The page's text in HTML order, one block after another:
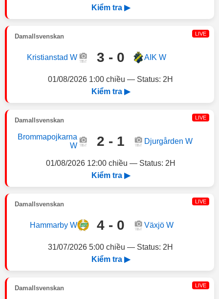
Kiểm tra ▶
Damallsvenskan LIVE
Kristianstad W 3 - 0 AIK W
01/08/2026 1:00 chiều — Status: 2H
Kiểm tra ▶
Damallsvenskan LIVE
Brommapojkarna
W
2 - 1 Djurgården W
01/08/2026 12:00 chiều — Status: 2H
Kiểm tra ▶
Damallsvenskan LIVE
Hammarby W 4 - 0 Växjö W
31/07/2026 5:00 chiều — Status: 2H
Kiểm tra ▶
Damallsvenskan LIVE